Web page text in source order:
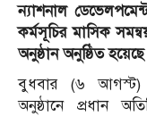
ন্যাশনাল
কর্মসূচির মাসিক
অনুষ্ঠান অনুষ্ঠিত
বুধবার (৬ আগস্ট)
অনুষ্ঠানে প্রধান